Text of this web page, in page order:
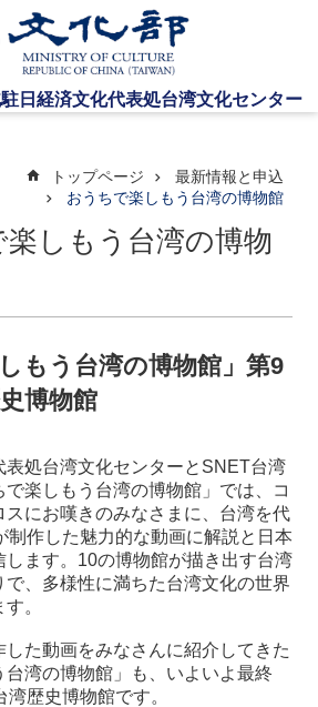
ロックにジャンプします
トップページ
最新情報と申込
おうちで楽しもう台湾の博物館
楽しもう台湾の博物
もう台湾の博物館」第9
博物館
表処台湾文化センターとSNET台湾
楽しもう台湾の博物館」では、コ
スにお嘆きのみなさまに、台湾を代
制作した魅力的な動画に解説と日本
します。10の博物館が描き出す台湾
、多様性に満ちた台湾文化の世界
。
た動画をみなさんに紹介してきた
台湾の博物館」も、いよいよ最終
歴史博物館です。